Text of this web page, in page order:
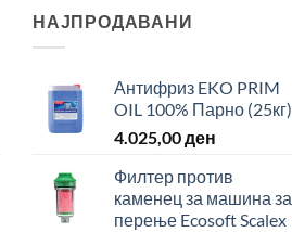
НАЈПРОДАВАНИ
Антифриз EKO PRIM
OIL 100% Парно (25кг)
4.025,00ден
Филтер против
каменец за машина за
перење Ecosoft Scalex